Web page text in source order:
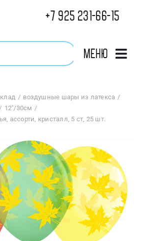
+7 925 231-66-15
Меню
воздушные шары из латекса
12"/30см
ассорти, кристалл, 5 ст, 25 шт.